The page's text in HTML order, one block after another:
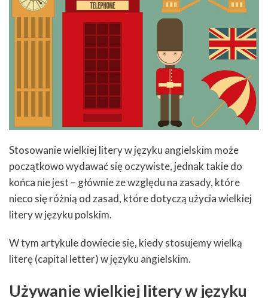
Stosowanie wielkiej litery w języku angielskim może
początkowo wydawać się oczywiste, jednak takie do
końca nie jest – głównie ze względu na zasady, które
nieco się różnią od zasad, które dotyczą użycia wielkiej
litery w języku polskim.
W tym artykule dowiecie się, kiedy stosujemy wielką
literę (capital letter) w języku angielskim.
Używanie wielkiej litery w języku